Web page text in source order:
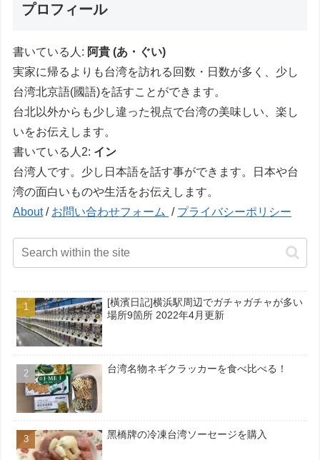
プロフィール
書いている人: 阿貴 (あ・ぐい)
実家に帰るよりも台湾を訪れる回数・日数が多く、少し
台湾北京語(國語)を話すことができます。
台北以外からも少し違った視点で台湾の美味しい、楽し
いをお伝えします。
書いている人2: イン
台湾人です。少し日本語を話す事ができます。日本や台
湾の面白いものや生活をお伝えします。
About/ お問い合わせフォーム / プライバシーポリシー
[橫濱日記]横浜駅周辺でガチャガチャが多い
場所9箇所 2022年4月更新
台湾名物ネギクラッカーを食べ比べる！
黑橋牌の冷凍台湾ソーセージを購入